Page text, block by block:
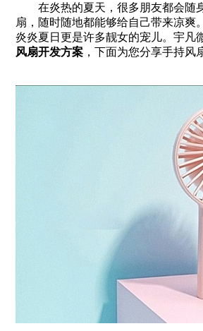
在炎热的夏天，很多朋友都会随
扇，随时随地都能够给自己带来凉爽
炎炎夏日更是许多靓女的宠儿。宇凡
风扇开发方案，下面为您分享手持风